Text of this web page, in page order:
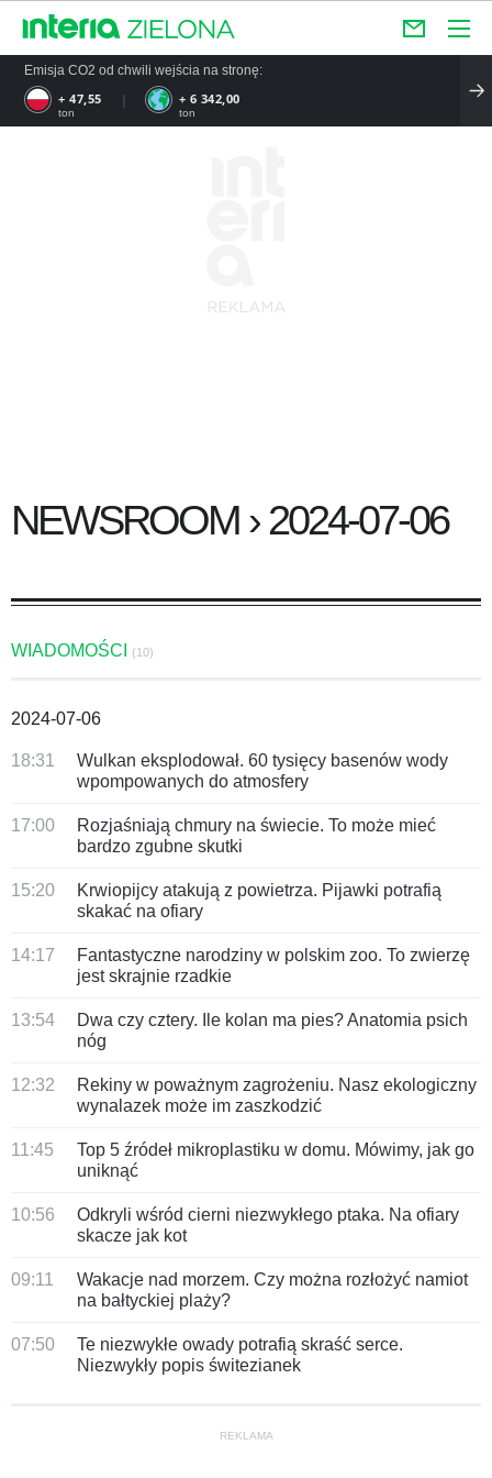
Emisja CO2 od chwili wejścia na stronę:
+ 47,55
ton
+ 6 342,00
ton
NEWSROOM › 2024-07-06
WIADOMOŚCI (10)
2024-07-06
18:31
Wulkan eksplodował. 60 tysięcy basenów wody
wpompowanych do atmosfery
17:00
Rozjaśniają chmury na świecie. To może mieć
bardzo zgubne skutki
15:20
Krwiopijcy atakują z powietrza. Pijawki potrafią
skakać na ofiary
14:17
Fantastyczne narodziny w polskim zoo. To zwierzę
jest skrajnie rzadkie
13:54
Dwa czy cztery. Ile kolan ma pies? Anatomia psich
nóg
12:32
Rekiny w poważnym zagrożeniu. Nasz ekologiczny
wynalazek może im zaszkodzić
11:45
Top 5 źródeł mikroplastiku w domu. Mówimy, jak go
uniknąć
10:56
Odkryli wśród cierni niezwykłego ptaka. Na ofiary
skacze jak kot
09:11
Wakacje nad morzem. Czy można rozłożyć namiot
na bałtyckiej plaży?
07:50
Te niezwykłe owady potrafią skraść serce.
Niezwykły popis świtezianek
REKLAMA